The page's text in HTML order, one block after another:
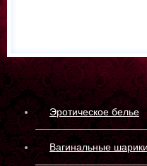
Эротическое белье
Вагинальные шарики